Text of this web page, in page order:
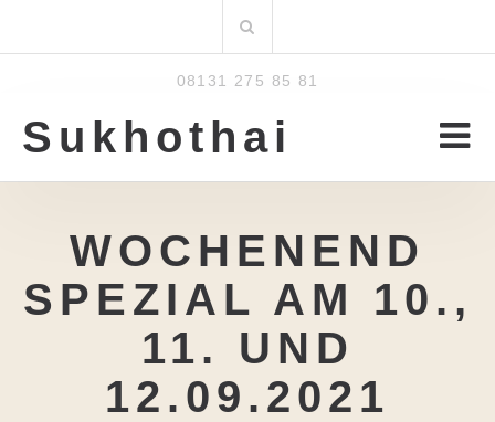
nach:
08131 275 85 81
Sukhothai
WOCHENEND
SPEZIAL AM 10.,
11. UND
12.09.2021